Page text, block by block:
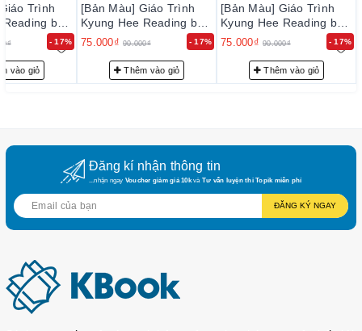
- 17%
Trình
bản
- 바로 읽은
vào giỏ
- 17%
[Bản Màu] Giáo Trình
Kyung Hee Reading bản
mới - Tập 1 - 바로 읽은
75.000₫ 90.000₫
Thêm vào giỏ
- 17%
[Bản Màu] Giáo Trình
Kyung Hee Reading bản
mới - Tập 1 - 바로 읽은
75.000₫ 90.000₫
Thêm vào giỏ
Đăng kí nhận thông tin
...nhận ngay Voucher giảm giá 10kvà Tư vấn luyện thi Topik miễn phí
ĐĂNG KÝ NGAY